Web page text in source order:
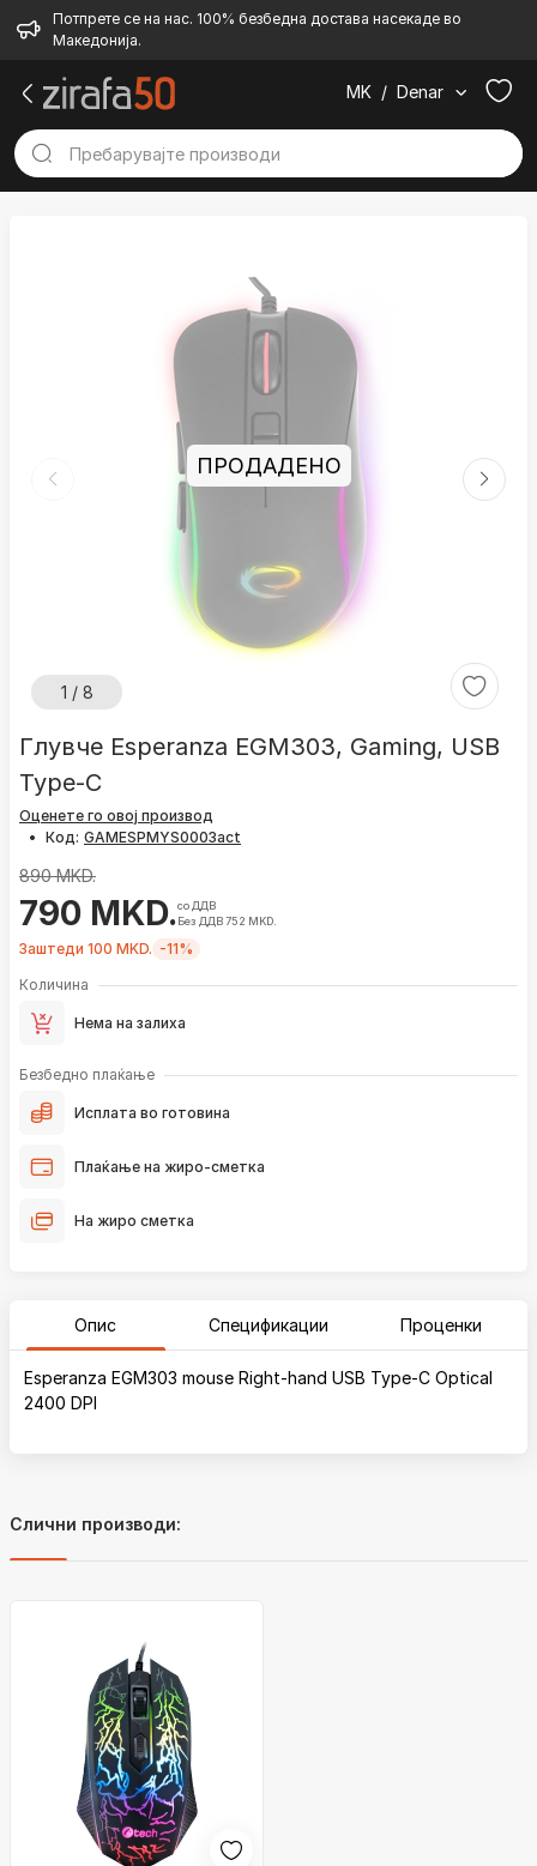
Потпрете се на нас. 100% безбедна достава насекаде во
Македонија.
MK / Denar
1 / 8
ПРОДАДЕНО
Глувче Esperanza EGM303, Gaming, USB
Type-C
Оценете го овој производ
• Код:
890 MKD.
790 MKD.со ДДВ
Без ДДВ 752 MKD.
Заштеди 100 MKD. -11%
Количина
Нема на залиха
Безбедно плаќање
Исплата во готовина
Плаќање на жиро-сметка
На жиро сметка
Опис Спецификации Проценки
Esperanza EGM303 mouse Right-hand USB Type-C Optical
2400 DPI
Слични производи: